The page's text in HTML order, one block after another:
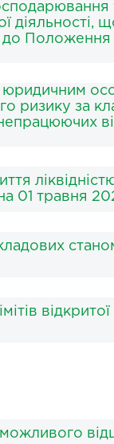
діяльності,
до
ризику за
01 травня
можливого